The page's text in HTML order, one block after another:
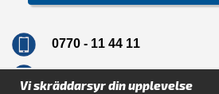
0770 - 11 44 11
Vi skräddarsyr din upplevelse